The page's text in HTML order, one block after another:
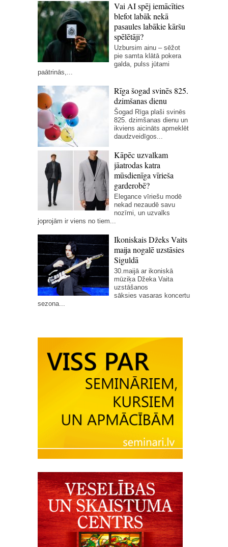
Vai AI spēj iemācīties
blefot labāk nekā
pasaules labākie kāršu
spēlētāji?
Uzbursim ainu – sēžot
pie samta klātā pokera
galda, pulss jūtami
paātrinās,...
Rīga šogad svinēs 825.
dzimšanas dienu
Šogad Rīga plaši svinēs
825. dzimšanas dienu un
ikviens aicināts apmeklēt
daudzveidīgos...
Kāpēc uzvalkam
jāatrodas katra
mūsdienīga vīrieša
garderobē?
Elegance vīriešu modē
nekad nezaudē savu
nozīmi, un uzvalks
joprojām ir viens no tiem...
Ikoniskais Džeks Vaits
maija nogalē uzstāsies
Siguldā
30.maijā ar ikoniskā
mūziķa Džeka Vaita
uzstāšanos
sāksies vasaras koncertu
sezona...